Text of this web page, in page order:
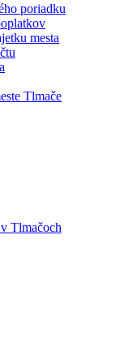
poriadku
mesta
Tlmače
Tlmačoch